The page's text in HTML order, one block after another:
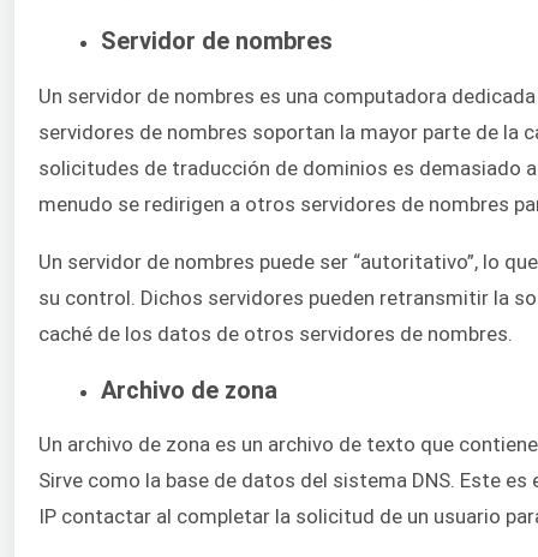
Servidor de nombres
Un servidor de nombres es una computadora
servidores de nombres soportan la mayor parte de la
solicitudes de traducción de dominios es demasiado
menudo se redirigen a otros servidores de nombres
Un servidor de nombres puede ser “autoritativo”, lo
su control. Dichos servidores pueden retransmitir la
caché de los datos de otros servidores de nombres.
Archivo de zona
Un archivo de zona es un archivo de texto que
Sirve como la base de datos del sistema DNS. Este
IP contactar al completar la solicitud de un usuario